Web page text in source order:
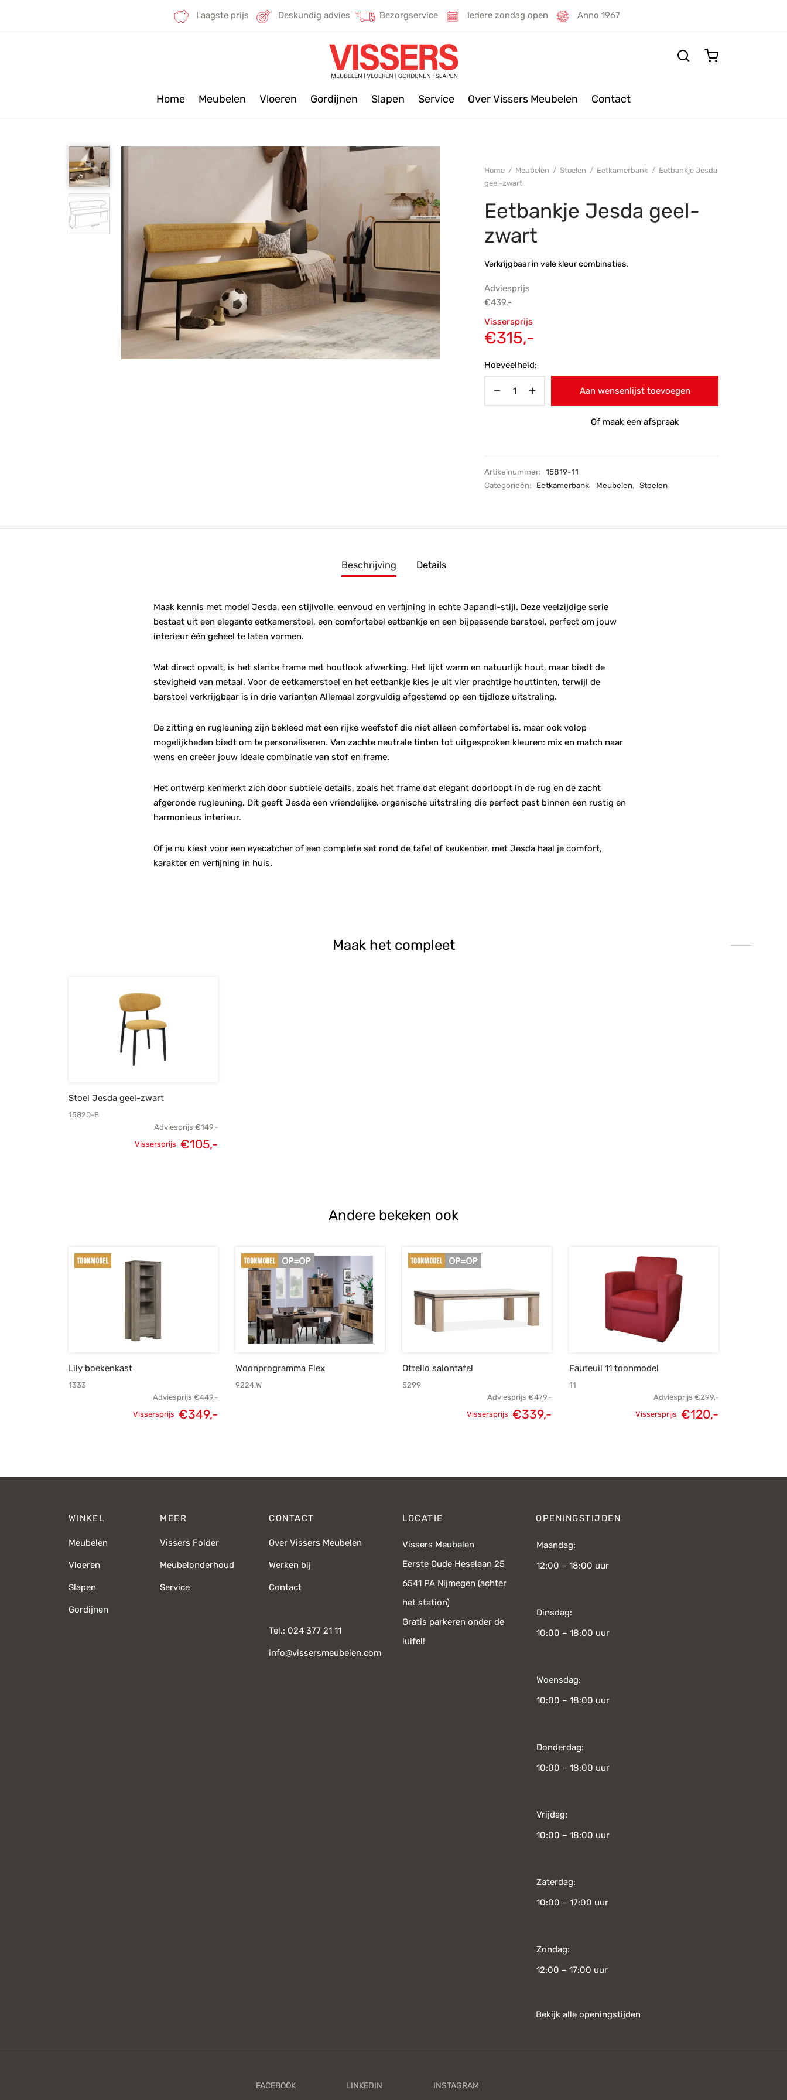
Laagste prijs Deskundig advies Bezorgservice Iedere zondag open Anno 1967
Home Meubelen Vloeren Gordijnen Slapen Service Over Vissers Meubelen Contact
Home / Meubelen / Stoelen / Eetkamerbank / Eetbankje Jesda
geel-zwart
Eetbankje Jesda geel-
zwart
Verkrijgbaar in vele kleur combinaties.
Adviesprijs
€439,-
Oorspronkelijke
prijs was:
Vissersprijs
€315,-
€315,-.
Hoeveelheid:
Aan wensenlijst toevoegen
Of maak een afspraak
Artikelnummer: 15819-11
Categorieën:
Eetkamerbank, Meubelen, Stoelen
Beschrijving Details
Maak kennis met model Jesda, een stijlvolle, eenvoud en verfijning in echte Japandi-stijl. Deze veelzijdige serie
bestaat uit een elegante eetkamerstoel, een comfortabel eetbankje en een bijpassende barstoel, perfect om jouw
interieur één geheel te laten vormen.
Wat direct opvalt, is het slanke frame met houtlook afwerking. Het lijkt warm en natuurlijk hout, maar biedt de
stevigheid van metaal. Voor de eetkamerstoel en het eetbankje kies je uit vier prachtige houttinten, terwijl de
barstoel verkrijgbaar is in drie varianten Allemaal zorgvuldig afgestemd op een tijdloze uitstraling.
De zitting en rugleuning zijn bekleed met een rijke weefstof die niet alleen comfortabel is, maar ook volop
mogelijkheden biedt om te personaliseren. Van zachte neutrale tinten tot uitgesproken kleuren: mix en match naar
wens en creëer jouw ideale combinatie van stof en frame.
Het ontwerp kenmerkt zich door subtiele details, zoals het frame dat elegant doorloopt in de rug en de zacht
afgeronde rugleuning. Dit geeft Jesda een vriendelijke, organische uitstraling die perfect past binnen een rustig en
harmonieus interieur.
Of je nu kiest voor een eyecatcher of een complete set rond de tafel of keukenbar, met Jesda haal je comfort,
karakter en verfijning in huis.
Maak het compleet
Stoel Jesda geel-zwart
15820-8
Adviesprijs €149,-
Vissersprijs €105,-
Andere bekeken ook
Lily boekenkast
1333
Adviesprijs €449,-
Vissersprijs €349,-
Woonprogramma Flex
9224.W
Ottello salontafel
5299
Adviesprijs €479,-
Vissersprijs €339,-
Fauteuil 11 toonmodel
11
Adviesprijs €299,-
Vissersprijs €120,-
WINKEL
Meubelen
Vloeren
Slapen
Gordijnen
MEER
Vissers Folder
Meubelonderhoud
Service
CONTACT
Over Vissers Meubelen
Werken bij
Contact
Tel.: 024 377 21 11
info@vissersmeubelen.com
LOCATIE
Vissers Meubelen
Eerste Oude Heselaan 25
6541 PA Nijmegen (achter
het station)
Gratis parkeren onder de
luifel!
OPENINGSTIJDEN
Maandag:
12:00 – 18:00 uur
Dinsdag:
10:00 – 18:00 uur
Woensdag:
10:00 – 18:00 uur
Donderdag:
10:00 – 18:00 uur
Vrijdag:
10:00 – 18:00 uur
Zaterdag:
10:00 – 17:00 uur
Zondag:
12:00 – 17:00 uur
Bekijk alle openingstijden